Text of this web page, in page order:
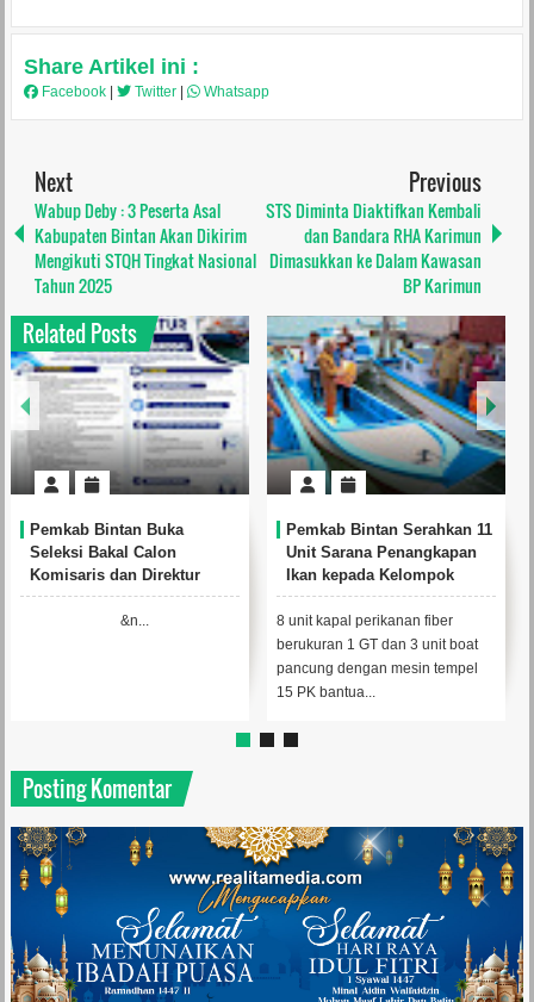
Share Artikel ini :
Facebook Twitter Whatsapp
Next
Wabup Deby : 3 Peserta Asal
Kabupaten Bintan Akan Dikirim
Mengikuti STQH Tingkat Nasional
Tahun 2025
Previous
STS Diminta Diaktifkan Kembali
dan Bandara RHA Karimun
Dimasukkan ke Dalam Kawasan
BP Karimun
Related Posts
Pemkab Bintan Buka
Seleksi Bakal Calon
Komisaris dan Direktur
BUMD PT. Bintan Karya
Bahari (Perseroda)
&n...
Pemkab Bintan Serahkan 11
Unit Sarana Penangkapan
Ikan kepada Kelompok
Nelayan
8 unit kapal perikanan fiber
berukuran 1 GT dan 3 unit boat
pancung dengan mesin tempel
15 PK bantua...
Posting Komentar